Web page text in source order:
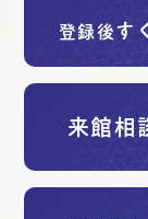
登録後す
来館相